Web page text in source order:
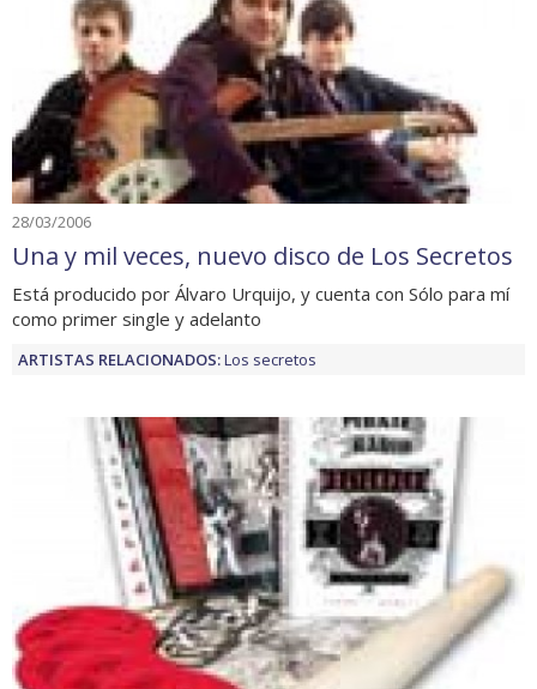
28/03/2006
Una y mil veces, nuevo disco de Los Secretos
Está producido por Álvaro Urquijo, y cuenta con Sólo para mí
como primer single y adelanto
ARTISTAS RELACIONADOS:Los secretos